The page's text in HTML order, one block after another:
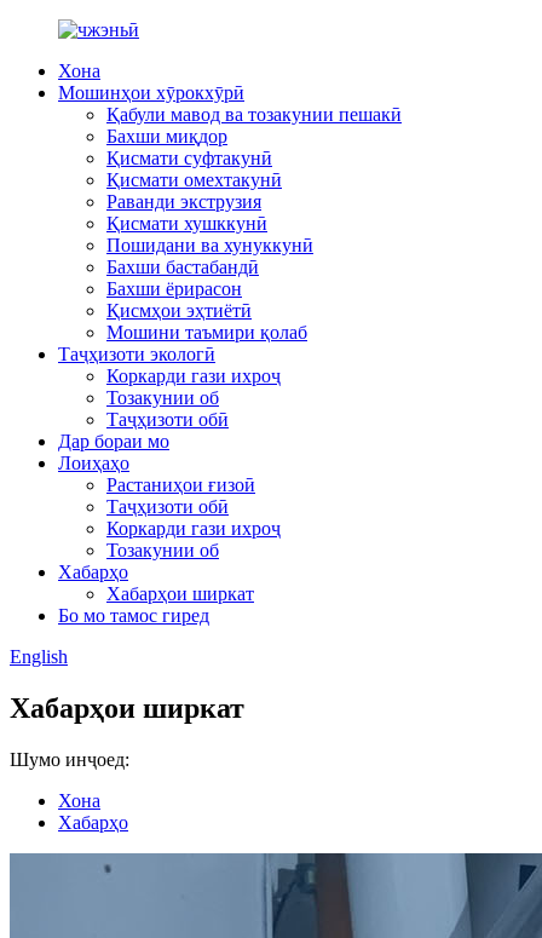
Хона
Мошинҳои хӯрокхӯрӣ
Қабули мавод ва тозакунии пешакӣ
Бахши миқдор
Қисмати суфтакунӣ
Қисмати омехтакунӣ
Раванди экструзия
Қисмати хушккунӣ
Пошидани ва хунуккунӣ
Бахши бастабандӣ
Бахши ёрирасон
Қисмҳои эҳтиётӣ
Мошини таъмири қолаб
Таҷҳизоти экологӣ
Коркарди гази ихроҷ
Тозакунии об
Таҷҳизоти обӣ
Дар бораи мо
Лоиҳаҳо
Растаниҳои ғизоӣ
Таҷҳизоти обӣ
Коркарди гази ихроҷ
Тозакунии об
Хабарҳо
Хабарҳои ширкат
Бо мо тамос гиред
English
Хабарҳои ширкат
Шумо инҷоед:
Хона
Хабарҳо